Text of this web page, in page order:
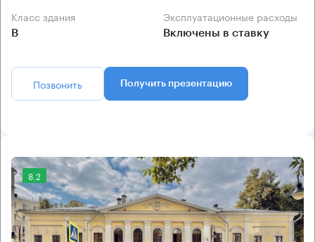
Класс здания
B
Эксплуатационные расходы
Включены в ставку
Позвонить Получить презентацию
8.2